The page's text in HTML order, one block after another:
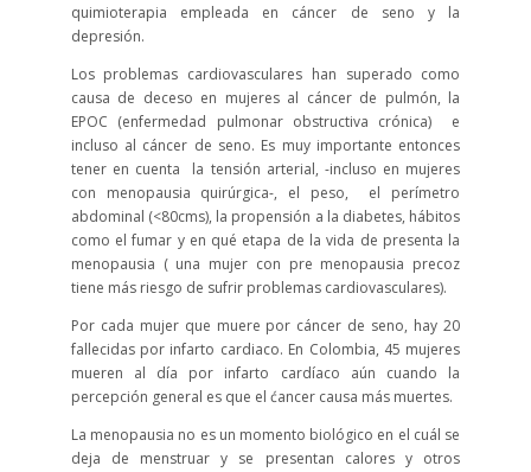
quimioterapia empleada en cáncer de seno y la
depresión.
Los problemas cardiovasculares han superado como
causa de deceso en mujeres al cáncer de pulmón, la
EPOC (enfermedad pulmonar obstructiva crónica) e
incluso al cáncer de seno. Es muy importante entonces
tener en cuenta la tensión arterial, -incluso en mujeres
con menopausia quirúrgica-, el peso, el perímetro
abdominal (<80cms), la propensión a la diabetes, hábitos
como el fumar y en qué etapa de la vida de presenta la
menopausia ( una mujer con pre menopausia precoz
tiene más riesgo de sufrir problemas cardiovasculares).
Por cada mujer que muere por cáncer de seno, hay 20
fallecidas por infarto cardiaco. En Colombia, 45 mujeres
mueren al día por infarto cardíaco aún cuando la
percepción general es que el ćancer causa más muertes.
La menopausia no es un momento biológico en el cuál se
deja de menstruar y se presentan calores y otros